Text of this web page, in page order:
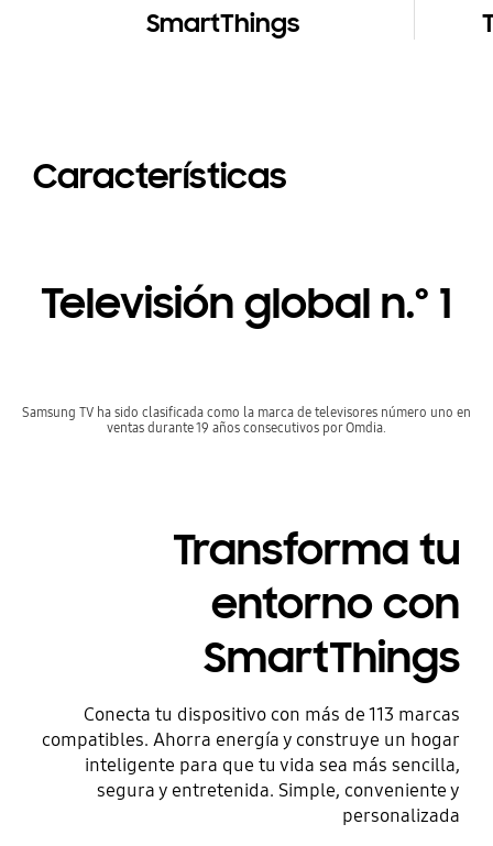
SmartThings
Características
Televisión global n.º 1
Samsung TV ha sido clasificada como la marca de televisores número uno en
ventas durante 19 años consecutivos por Omdia.
Transforma tu
entorno con
SmartThings
Conecta tu dispositivo con más de 113 marcas
compatibles. Ahorra energía y construye un hogar
inteligente para que tu vida sea más sencilla,
segura y entretenida. Simple, conveniente y
personalizada